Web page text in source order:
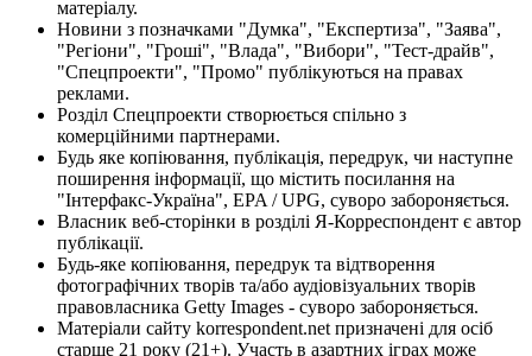
матеріалу.
Новини з позначками "Думка", "Експертиза", "Заява",
"Регіони", "Гроші", "Влада", "Вибори", "Тест-драйв",
"Спецпроекти", "Промо" публікуються на правах
реклами.
Розділ Спецпроекти створюється спільно з
комерційними партнерами.
Будь яке копіювання, публікація, передрук, чи наступне
поширення інформації, що містить посилання на
"Інтерфакс-Україна", EPA / UPG, суворо забороняється.
Власник веб-сторінки в розділі Я-Корреспондент є автор
публікації.
Будь-яке копіювання, передрук та відтворення
фотографічних творів та/або аудіовізуальних творів
правовласника Getty Images - суворо забороняється.
Матеріали сайту korrespondent.net призначені для осіб
старше 21 року (21+). Участь в азартних іграх може